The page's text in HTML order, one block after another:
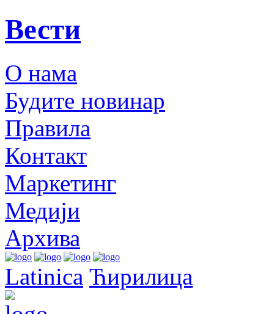
Вести
О нама
Будите новинар
Правила
Контакт
Маркетинг
Медији
Архива
Latinica Ћирилица